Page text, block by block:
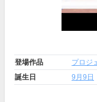
登場作品
プロジ
誕生日
9月9日